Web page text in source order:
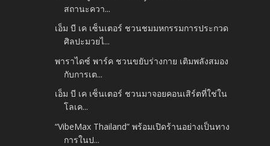
สถานะควา...
เอ็ม บี เค เซ็นเตอร์ ชวนชมมหกรรมการประกวด
ศิลปะมวยไ...
พาราไดซ์ พาร์ค ชวนขยับร่างกาย เติมพลังสมอง
กับการเต...
เอ็ม บี เค เซ็นเตอร์ ชวนมาจอยคอนเสิร์ตที่ใช่ใน
โลเค...
“VibeMax Thailand” พร้อมเปิดร้านอย่างเป็นทาง
การในป...